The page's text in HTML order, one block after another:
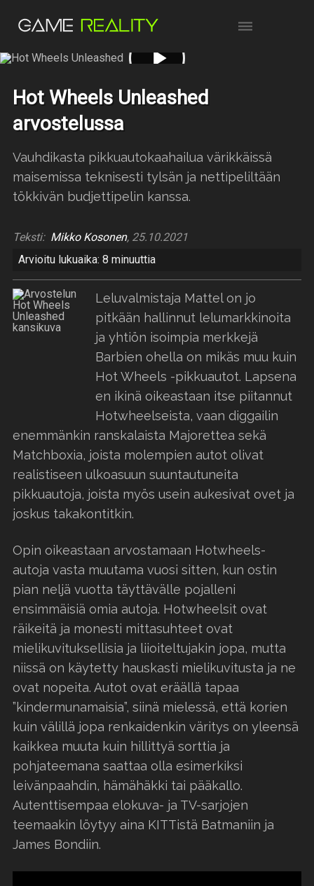
Hot Wheels Unleashed
arvostelussa
Vauhdikasta pikkuautokaahailua värikkäissä
maisemissa teknisesti tylsän ja nettipeliltään
tökkivän budjettipelin kanssa.
Teksti: Mikko Kosonen, 25.10.2021
Arvioitu lukuaika: 8 minuuttia
Leluvalmistaja Mattel on jo
pitkään hallinnut lelumarkkinoita
ja yhtiön isoimpia merkkejä
Barbien ohella on mikäs muu kuin
Hot Wheels -pikkuautot. Lapsena
en ikinä oikeastaan itse piitannut
Hotwheelseista, vaan diggailin
enemmänkin ranskalaista Majorettea sekä
Matchboxia, joista molempien autot olivat
realistiseen ulkoasuun suuntautuneita
pikkuautoja, joista myös usein aukesivat ovet ja
joskus takakontitkin.
Opin oikeastaan arvostamaan Hotwheels-
autoja vasta muutama vuosi sitten, kun ostin
pian neljä vuotta täyttävälle pojalleni
ensimmäisiä omia autoja. Hotwheelsit ovat
räikeitä ja monesti mittasuhteet ovat
mielikuvituksellisia ja liioiteltujakin jopa, mutta
niissä on käytetty hauskasti mielikuvitusta ja ne
ovat nopeita. Autot ovat eräällä tapaa
”kindermunamaisia”, siinä mielessä, että korien
kuin välillä jopa renkaidenkin väritys on yleensä
kaikkea muuta kuin hillittyä sorttia ja
pohjateemana saattaa olla esimerkiksi
leivänpaahdin, hämähäkki tai pääkallo.
Autenttisempaa elokuva- ja TV-sarjojen
teemaakin löytyy aina KITTistä Batmaniin ja
James Bondiin.